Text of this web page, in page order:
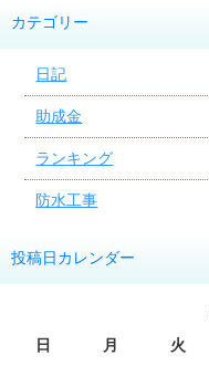
カテゴリー
日記
助成金
ランキング
防水工事
投稿日カレンダー
日 月 火